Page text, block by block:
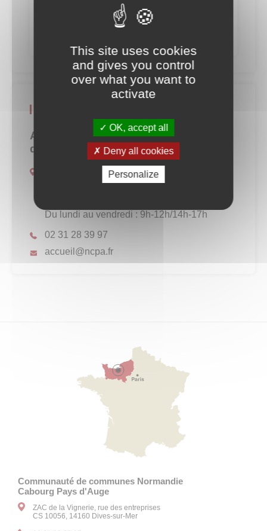
Page
Point Info 14 - France Services
Accueil Normandie Cabourg Pays
d'Auge
Rue des entreprises
ZAC de la Vignerie
Du lundi au vendredi : 9h-12h/14h-17h
02 31 28 39 97
accueil@ncpa.fr
Communauté de communes Normandie
Cabourg Pays d'Auge
ZAC de la Vignerie, rue des entreprises
CS 10056, 14160 Dives-sur-Mer
This site uses cookies
and gives you control
over what you want to
activate
OK, accept all
Deny all cookies
Personalize